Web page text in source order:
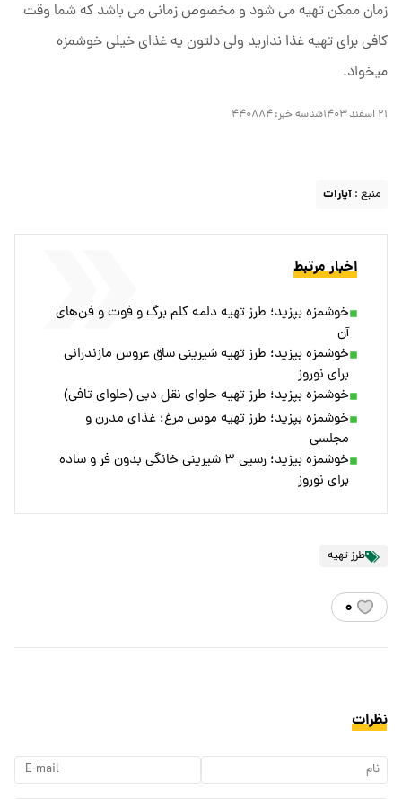
زمان ممکن تهیه می شود و مخصوص زمانی می باشد که شما وقت
کافی برای تهیه غذا ندارید ولی دلتون یه غذای خیلی خوشمزه
میخواد.
۲۱ اسفند ۱۴۰۳ شناسه خبر:۴۴۰۸۸۴
منبع : آپارات
اخبار مرتبط
خوشمزه بپزید؛ طرز تهیه دلمه کلم برگ و فوت و فن‌های
آن
خوشمزه بپزید؛ طرز تهیه شیرینی ساق عروس مازندرانی
برای نوروز
خوشمزه بپزید؛ طرز تهیه حلوای نقل دبی (حلوای تافی)
خوشمزه بپزید؛ طرز تهیه موس مرغ؛ غذای مدرن و
مجلسی
خوشمزه بپزید؛ رسپی ۳ شیرینی خانگی بدون فر و ساده
برای نوروز
طرز تهیه
۰
نظرات